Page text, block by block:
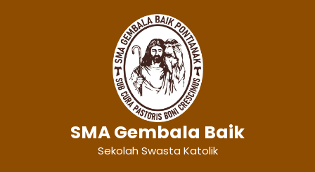
SMA Gembala Baik
Sekolah Swasta Katolik